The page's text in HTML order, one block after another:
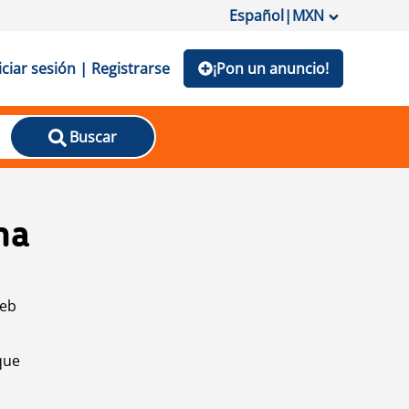
Español|MXN
sesión | Registrarse ¡Pon un anuncio!
Buscar